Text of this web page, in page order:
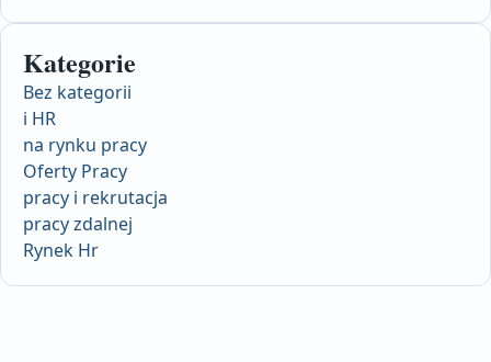
Kategorie
Bez kategorii
i HR
na rynku pracy
Oferty Pracy
pracy i rekrutacja
pracy zdalnej
Rynek Hr